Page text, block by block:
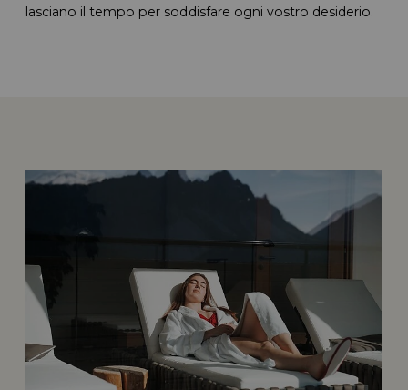
lasciano il tempo per soddisfare ogni vostro desiderio.